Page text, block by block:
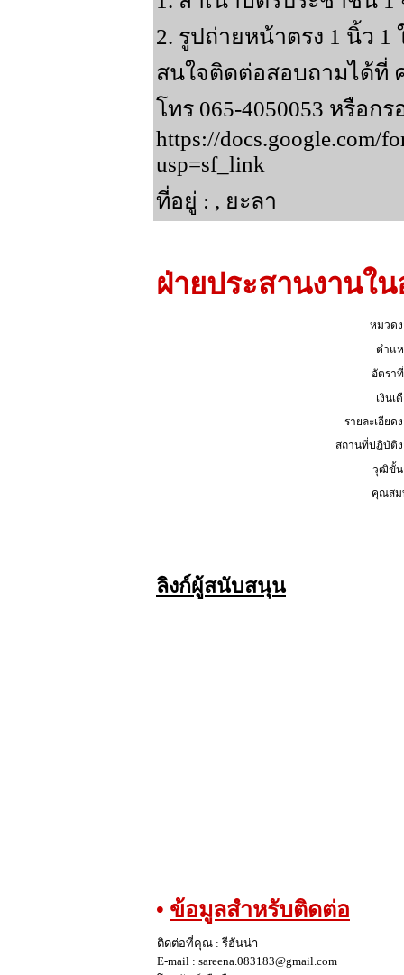
2. รูปถ่ายหน้าตรง 1 นิ้ว 1
สนใจติดต่อสอบถามได้ที่
โทร 065-4050053 หรือ
https://docs.google.com/
usp=sf_link
ที่อยู่ : , ยะลา
ฝ่ายประสานงานใ
หมวด
ตำแ
อัตรา
เงินเ
รายละเอียด
สถานที่ปฏิบัติ
วุฒิขั้น
คุณสม
ลิงก์ผู้สนับสนุน
• ข้อมูลสำหรับติดต่อ
ติดต่อที่คุณ : รีฮันน่า
E-mail : sareena.083183@gmail.com